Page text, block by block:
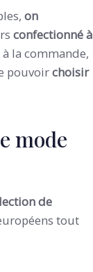
on
confectionné à
la commande,
pouvoirchoisir
mode
de
tout